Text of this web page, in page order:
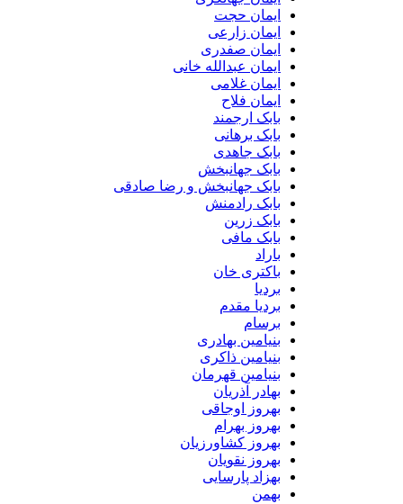
ایمان حجت
ایمان زارعی
ایمان صفدری
ایمان عبدالله خانی
ایمان غلامی
ایمان فلاح
بابک ارجمند
بابک برهانی
بابک جاهدی
بابک جهانبخش
بابک جهانبخش و رضا صادقی
بابک رادمنش
بابک زرین
بابک مافی
باراد
باکتری خان
بردیا
بردیا مقدم
برسام
بنیامین بهادری
بنیامین ذاکری
بنیامین قهرمان
بهادر آذریان
بهروز اوجاقی
بهروز بهرام
بهروز کشاورزیان
بهروز نقویان
بهزاد پارسایی
بهمن